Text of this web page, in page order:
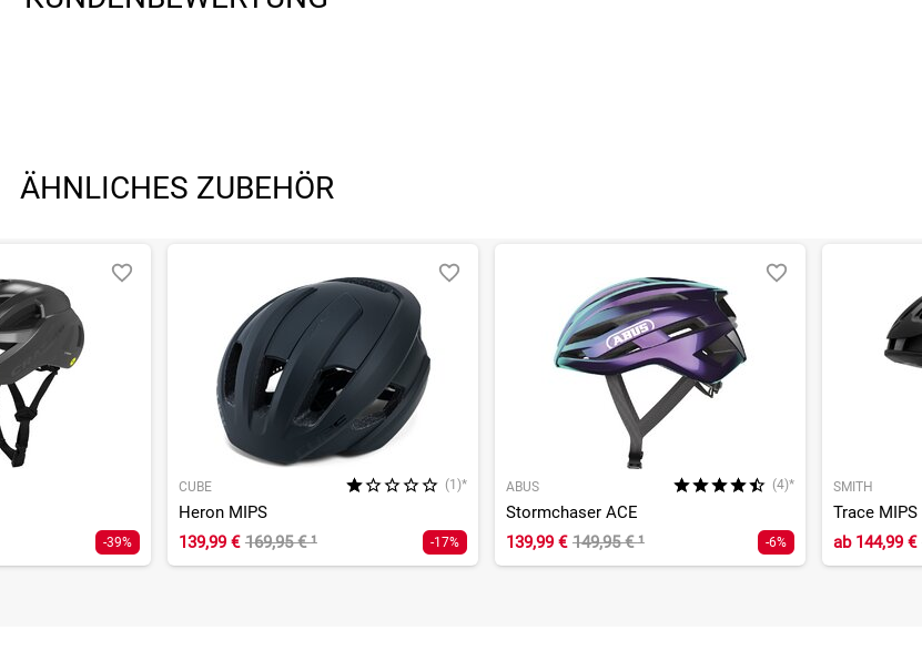
ÄHNLICHES ZUBEHÖR
-39%
CUBE (1)*
Heron MIPS
139,99 € 169,95 €¹ -17%
ABUS (4)*
Stormchaser ACE
139,99 € 149,95 €¹ -6%
SMITH
Trace MIPS
ab144,99 €